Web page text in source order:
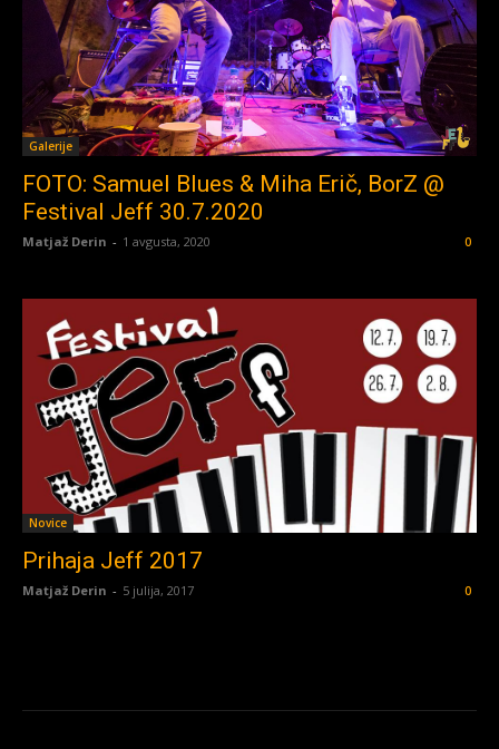
Galerije
FOTO: Samuel Blues & Miha Erič, BorZ @
Festival Jeff 30.7.2020
Matjaž Derin - 1 avgusta, 2020 0
Novice
Prihaja Jeff 2017
Matjaž Derin - 5 julija, 2017 0